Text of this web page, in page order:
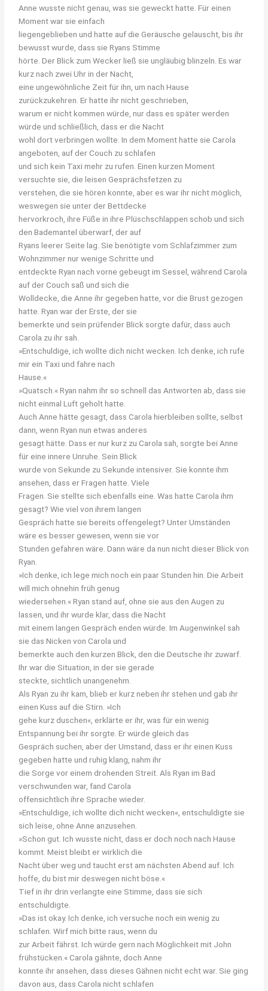
Anne wusste nicht genau, was sie geweckthatte. Für einen
Momentwar sie einfach
liegengeblieben und hatte auf die Geräusche gelauscht, bis ihr
bewusst wurde, dass sie Ryans Stimme
hörte. Der Blick zum Wecker ließ sie ungläubig blinzeln. Es war
kurz nach zwei Uhr in der Nacht,
eine ungewöhnliche Zeit für ihn, um nach Hause
zurückzukehren. Er hatte ihr nicht geschrieben,
warum er nicht kommen würde, nur dass es später werden
würde und schließlich, dass er die Nacht
wohl dort verbringen wollte. In dem Moment hatte sie Carola
angeboten, auf der Couch zu schlafen
und sich kein Taxi mehr zu rufen. Einen kurzen Moment
versuchte sie, die leisen Gesprächsfetzen zu
verstehen, die sie hören konnte, aber es war ihr nicht möglich,
weswegen sie unter der Bettdecke
hervorkroch, ihre Füße in ihre Plüschschlappen schob und sich
den Bademantel überwarf, der auf
Ryans leerer Seite lag. Sie benötigte vom Schlafzimmer zum
Wohnzimmer nur wenige Schritte und
entdeckte Ryan nach vorne gebeugt im Sessel, während Carola
auf der Couch saß und sich die
Wolldecke, die Anne ihr gegeben hatte, vor die Brust gezogen
hatte. Ryan war der Erste, der sie
bemerkte und sein prüfender Blick sorgte dafür, dass auch
Carola zu ihr sah.
»Entschuldige, ich wollte dich nicht wecken. Ich denke, ich rufe
mir ein Taxi und fahre nach
Hause.«
»Quatsch.« Ryan nahm ihr so schnell das Antworten ab, dass sie
nicht einmal Luft geholt hatte.
Auch Anne hätte gesagt, dass Carola hierbleiben sollte, selbst
dann, wenn Ryan nun etwas anderes
gesagt hätte. Dass er nur kurz zu Carola sah, sorgte bei Anne
für eine innere Unruhe. Sein Blick
wurde von Sekunde zu Sekunde intensiver. Sie konnte ihm
ansehen, dass er Fragen hatte. Viele
Fragen. Sie stellte sich ebenfalls eine. Was hatte Carola ihm
gesagt? Wie viel von ihrem langen
Gespräch hatte sie bereits offengelegt? Unter Umständen
wäre es besser gewesen, wenn sie vor
Stunden gefahren wäre. Dann wäre da nun nicht dieser Blick von
Ryan.
»Ich denke, ich lege mich noch ein paar Stunden hin. Die Arbeit
will mich ohnehin früh genug
wiedersehen.« Ryan stand auf, ohne sie aus den Augen zu
lassen, und ihr wurde klar, dass die Nacht
mit einem langen Gespräch enden würde. Im Augenwinkel sah
sie das Nicken von Carola und
bemerkte auch den kurzen Blick, den die Deutsche ihr zuwarf.
Ihr war die Situation, in der sie gerade
steckte, sichtlich unangenehm.
Als Ryan zu ihr kam, blieb er kurz neben ihr stehen und gab ihr
einen Kuss auf die Stirn. »Ich
gehe kurz duschen«, erklärte er ihr, was für ein wenig
Entspannung bei ihr sorgte. Er würde gleich das
Gespräch suchen, aber der Umstand, dass er ihr einen Kuss
gegeben hatte und ruhig klang, nahm ihr
die Sorge vor einem drohenden Streit. Als Ryan im Bad
verschwunden war, fand Carola
offensichtlich ihre Sprache wieder.
»Entschuldige, ich wollte dich nicht wecken«, entschuldigte sie
sich leise, ohne Anne anzusehen.
»Schon gut. Ich wusste nicht, dass er doch noch nach Hause
kommt. Meist bleibt er wirklich die
Nacht über weg und taucht erst am nächsten Abend auf. Ich
hoffe, du bist mir deswegen nicht böse.«
Tief in ihr drin verlangte eine Stimme, dass sie sich
entschuldigte.
»Das ist okay. Ich denke, ich versuche noch ein wenig zu
schlafen. Wirf mich bitte raus, wenn du
zur Arbeit fährst. Ich würde gern nach Möglichkeit mit John
frühstücken.« Carola gähnte, doch Anne
konnte ihr ansehen, dass dieses Gähnen nicht echt war. Sie ging
davon aus, dass Carola nicht schlafen